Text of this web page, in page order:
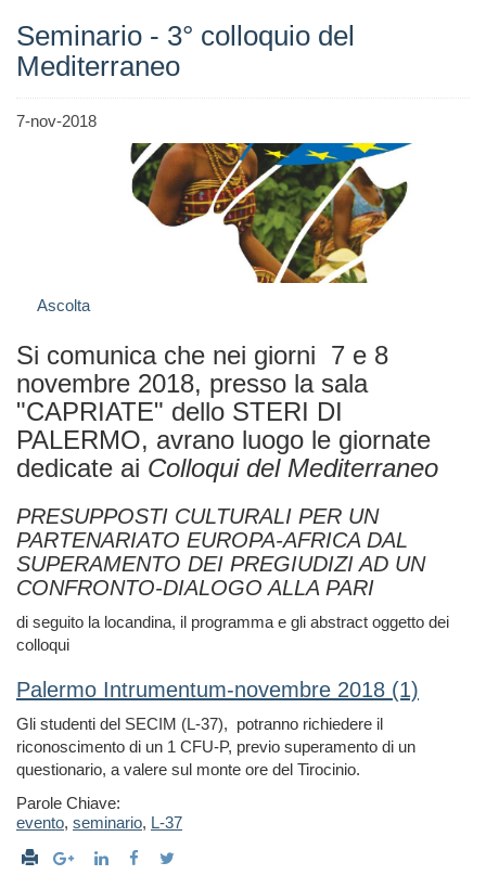
Seminario - 3° colloquio del
Mediterraneo
7-nov-2018
Ascolta
Si comunica che nei giorni 7 e 8
novembre 2018, presso la sala
"CAPRIATE" dello STERI DI
PALERMO, avrano luogo le giornate
dedicate ai Colloqui del Mediterraneo
PRESUPPOSTI CULTURALI PER UN
PARTENARIATO EUROPA-AFRICA DAL
SUPERAMENTO DEI PREGIUDIZI AD UN
CONFRONTO-DIALOGO ALLA PARI
di seguito la locandina, il programma e gli abstract oggetto dei
colloqui
Palermo Intrumentum-novembre 2018 (1)
Gli studenti del SECIM (L-37), potranno richiedere il
riconoscimento di un 1 CFU-P, previo superamento di un
questionario, a valere sul monte ore del Tirocinio.
Parole Chiave:
evento, seminario, L-37